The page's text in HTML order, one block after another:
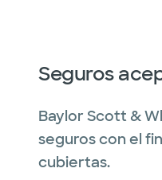
Seguros
Baylor Scott &
seguros con el
cubiertas.